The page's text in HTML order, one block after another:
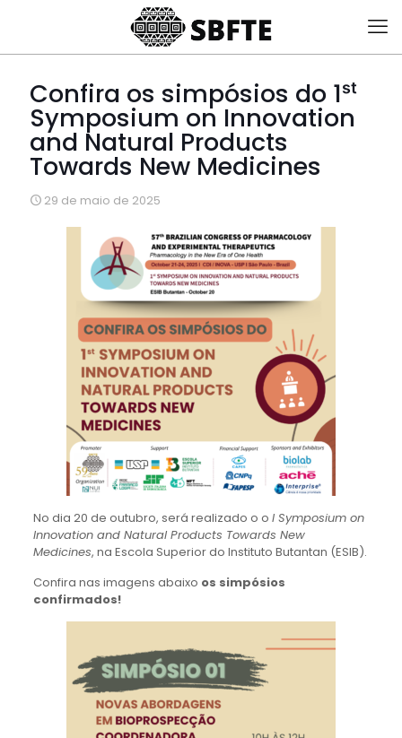
Confira os simpósios do 1ˢᵗ
Symposium on Innovation
and Natural Products
Towards New Medicines
29 de maio de 2025
No dia 20 de outubro, será realizado o o I Symposium on
Innovation and Natural Products Towards New
Medicines, na Escola Superior do Instituto Butantan (ESIB).
Confira nas imagens abaixo os simpósios
confirmados!